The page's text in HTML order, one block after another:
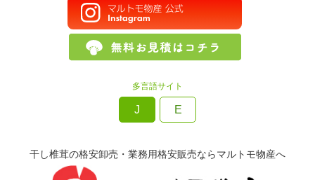
多言語サイト
J E
干し椎茸の格安卸売・業務用格安販売ならマルトモ物産へ